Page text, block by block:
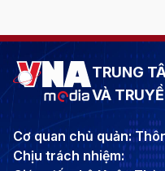
TRUNG
VÀ
Cơ quan chủ quản:
Chịu trách nhiệm: